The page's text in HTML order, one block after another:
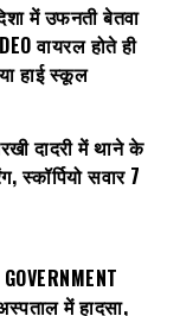
में उफनती बेतवा
वायरल होते ही
हाई स्कूल
दादरी में थाने के
स्कॉर्पियो सवार 7
में हादसा,